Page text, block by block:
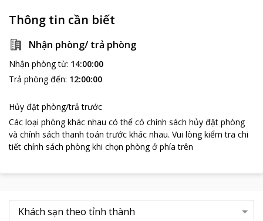
Thông tin cần biết
Nhận phòng/ trả phòng
Nhận phòng từ: 14:00:00
Trả phòng đến: 12:00:00
Hủy đặt phòng/trả trước
Các loại phòng khác nhau có thể có chính sách hủy đặt phòng
và chính sách thanh toán trước khác nhau. Vui lòng kiểm tra chi
tiết chính sách phòng khi chọn phòng ở phía trên